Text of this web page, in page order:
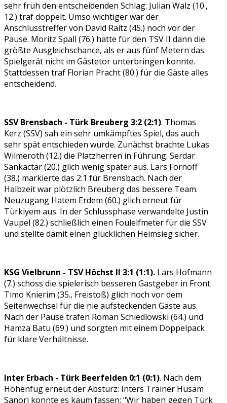
sehr früh den entscheidenden Schlag: Julian Walz (10.,
12.) traf doppelt. Umso wichtiger war der
Anschlusstreffer von David Raitz (45.) noch vor der
Pause. Moritz Spall (76.) hatte für den TSV II dann die
größte Ausgleichschance, als er aus fünf Metern das
Spielgerät nicht im Gästetor unterbringen konnte.
Stattdessen traf Florian Pracht (80.) für die Gäste alles
entscheidend.
SSV Brensbach - Türk Breuberg 3:2 (2:1). Thomas
Kerz (SSV) sah ein sehr umkämpftes Spiel, das auch
sehr spät entschieden wurde. Zunächst brachte Lukas
Wilmeroth (12.) die Platzherren in Führung. Serdar
Sankactar (20.) glich wenig später aus. Lars Fornoff
(38.) markierte das 2:1 für Brensbach. Nach der
Halbzeit war plötzlich Breuberg das bessere Team.
Neuzugang Hatem Erdem (60.) glich erneut für
Türkiyem aus. In der Schlussphase verwandelte Justin
Vaupel (82.) schließlich einen Foulelfmeter für die SSV
und stellte damit einen glücklichen Heimsieg sicher.
KSG Vielbrunn - TSV Höchst II 3:1 (1:1). Lars Hofmann
(7.) schoss die spielerisch besseren Gastgeber in Front.
Timo Knierim (35., Freistoß) glich noch vor dem
Seitenwechsel für die nie aufsteckenden Gäste aus.
Nach der Pause trafen Roman Schiedlowski (64.) und
Hamza Batu (69.) und sorgten mit einem Doppelpack
für klare Verhältnisse.
Inter Erbach - Türk Beerfelden 0:1 (0:1). Nach dem
Höhenfug erneut der Absturz: Inters Trainer Husam
Sanori konnte es kaum fassen: "Wir haben gegen Türk